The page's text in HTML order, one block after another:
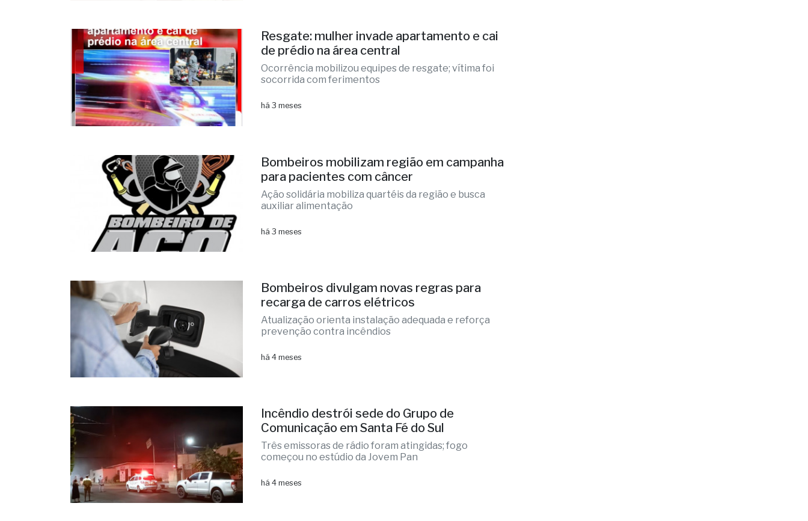
Resgate: mulher invade apartamento e cai
de prédio na área central
Ocorrência mobilizou equipes de resgate; vítima foi
socorrida com ferimentos
há 3 meses
Bombeiros mobilizam região em campanha
para pacientes com câncer
Ação solidária mobiliza quartéis da região e busca
auxiliar alimentação
há 3 meses
Bombeiros divulgam novas regras para
recarga de carros elétricos
Atualização orienta instalação adequada e reforça
prevenção contra incêndios
há 4 meses
Incêndio destrói sede do Grupo de
Comunicação em Santa Fé do Sul
Três emissoras de rádio foram atingidas; fogo
começou no estúdio da Jovem Pan
há 4 meses